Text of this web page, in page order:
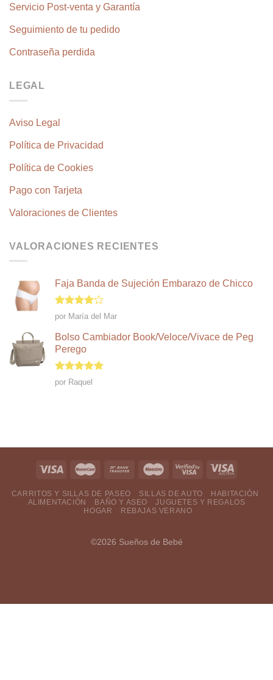
Servicio Post-venta y Garantía
Seguimiento de tu pedido
Contraseña perdida
LEGAL
Aviso Legal
Política de Privacidad
Política de Cookies
Pago con Tarjeta
Valoraciones de Clientes
VALORACIONES RECIENTES
Faja Banda de Sujeción Embarazo de Chicco
Valorado
en
5
por María del Mar
Bolso Cambiador Book/Veloce/Vivace de Peg
Perego
Valorado en
5
de 5
por Raquel
CARRITOS Y SILLAS DE PASEO SILLAS DE AUTO
HABITACIÓN
ALIMENTACIÓN
BAÑO Y ASEO
JUGUETES Y REGALOS
HOGAR
REBAJAS VERANO
©2026 Sueños de Bebé